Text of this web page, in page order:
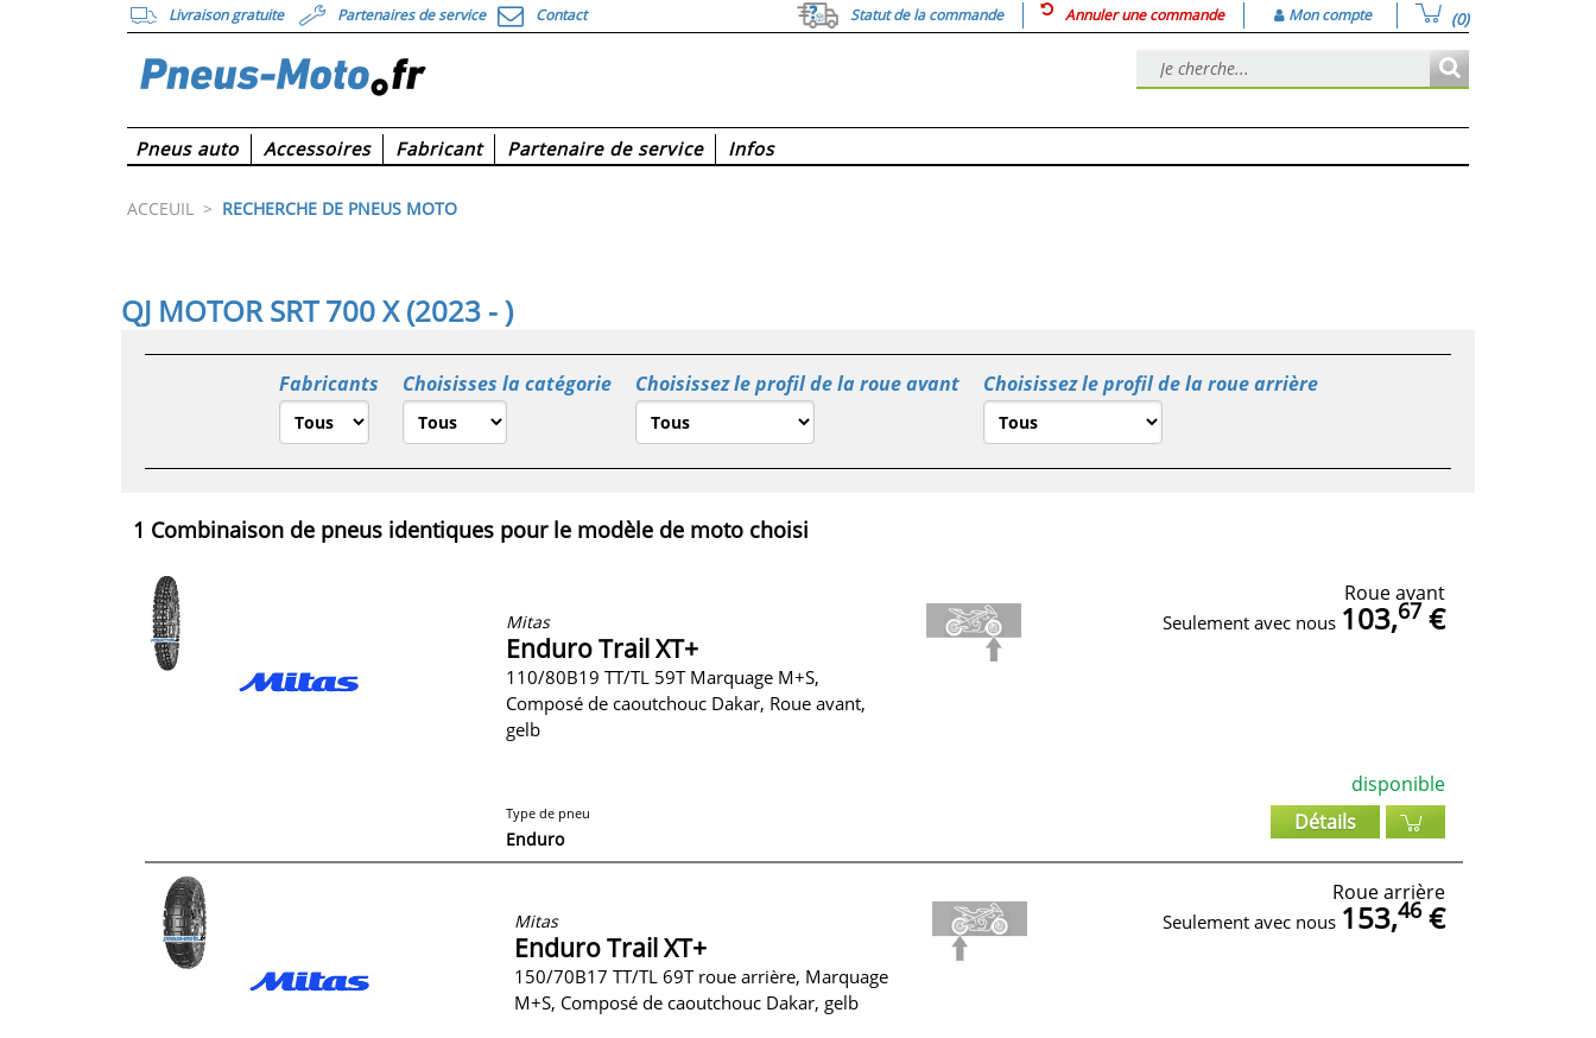
Livraison gratuite Partenaires de service Contact Statut de la commande Annuler une commande Mon compte (0)
Pneus auto Accessoires Fabricant Partenaire de service Infos
ACCEUIL > RECHERCHE DE PNEUS MOTO
QJ MOTOR SRT 700 X (2023 - )
Fabricants Choisisses la catégorie Choisissez le profil de la roue avant Choisissez le profil de la roue arrière
1 Combinaison de pneus identiques pour le modèle de moto choisi
Mitas
Enduro Trail XT+
110/80B19 TT/TL 59T Marquage M+S,
Composé de caoutchouc Dakar, Roue avant,
gelb
Type de pneu
Enduro
Roue avant
Seulement avec nous 103,67€
disponible
Détails
Mitas
Enduro Trail XT+
150/70B17 TT/TL 69T roue arrière, Marquage
M+S, Composé de caoutchouc Dakar, gelb
Roue arrière
Seulement avec nous 153,46€